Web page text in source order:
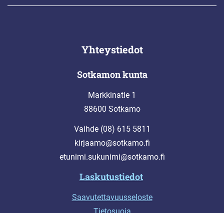
Yhteystiedot
Sotkamon kunta
Markkinatie 1
88600 Sotkamo
Vaihde (08) 615 5811
kirjaamo@sotkamo.fi
etunimi.sukunimi@sotkamo.fi
Laskutustiedot
Saavutettavuusseloste